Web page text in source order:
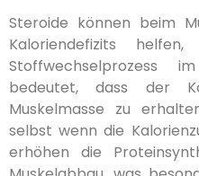
Steroide können beim
Kaloriendefizits
Stoffwechselprozess
bedeutet, dass der
Muskelmasse zu
selbst wenn die
erhöhen die